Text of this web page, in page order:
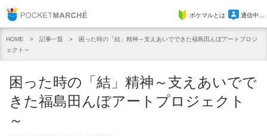
Pocket Marcheポケマルとは 通信中...
HOME 記事一覧
困った時の「結」精神～支えあいでできた福島田んぼアートプロジ
ェクト～
困った時の「結」精神～支えあいでで
きた福島田んぼアートプロジェクト
～